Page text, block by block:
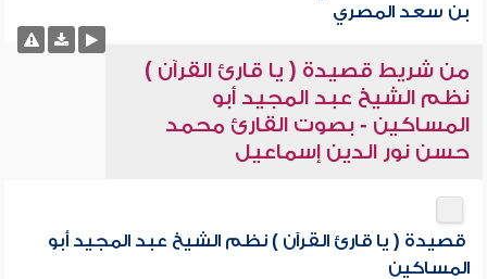
بن سعد المصري
من شريط قصيدة ( يا قارئ القرآن )
نظم الشيخ عبد المجيد أبو
المساكين - بصوت القارئ محمد
حسن نور الدين إسماعيل
قصيدة ( يا قارئ القرآن ) نظم الشيخ عبد المجيد أبو
المساكين